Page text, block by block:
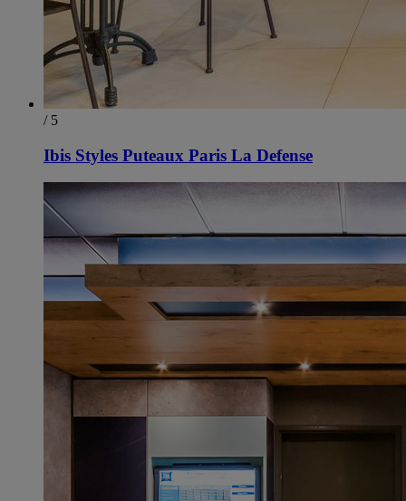
/ 5
Ibis Styles Puteaux Paris La Defense